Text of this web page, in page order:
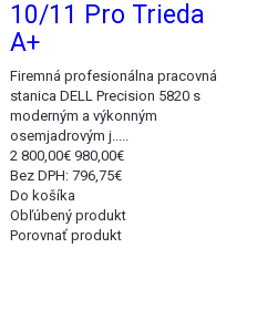
10/11 Pro Trieda
A+
Firemná profesionálna pracovná
stanica DELL Precision 5820 s
moderným a výkonným
osemjadrovým j.....
2 800,00€ 980,00€
Bez DPH: 796,75€
Do košíka
Obľúbený produkt
Porovnať produkt